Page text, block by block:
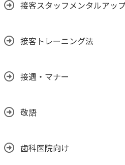
接客スタッフメンタルアッ
接客トレーニング法
接遇・マナー
敬語
歯科医院向け